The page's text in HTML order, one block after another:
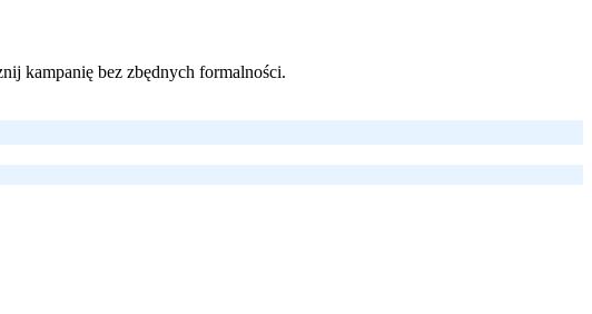
kampanię bez zbędnych formalności.